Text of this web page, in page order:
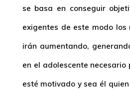
se basa en conseguir
exigentes de este modo los
irán aumentando,
en el adolescente necesario
esté motivado y sea él